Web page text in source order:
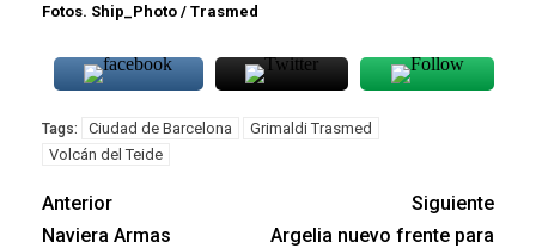
Fotos. Ship_Photo / Trasmed
Tags: Ciudad de Barcelona
Grimaldi Trasmed
Volcán del Teide
Anterior
Naviera Armas
Siguiente
Argelia nuevo frente para